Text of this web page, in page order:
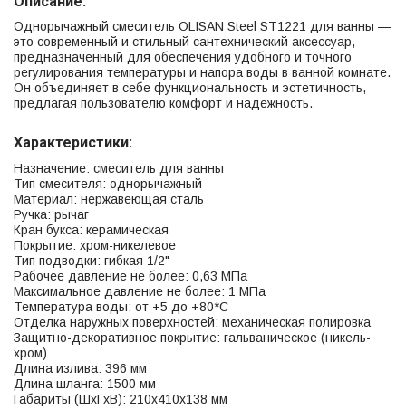
Однорычажный смеситель OLISAN Steel ST1221 для ванны —
это современный и стильный сантехнический аксессуар,
предназначенный для обеспечения удобного и точного
регулирования температуры и напора воды в ванной комнате.
Он объединяет в себе функциональность и эстетичность,
предлагая пользователю комфорт и надежность.
Характеристики:
Назначение: смеситель для ванны
Тип смесителя: однорычажный
Материал: нержавеющая сталь
Ручка: рычаг
Кран букса: керамическая
Покрытие: хром-никелевое
Тип подводки: гибкая 1/2"
Рабочее давление не более: 0,63 МПа
Максимальное давление не более: 1 МПа
Температура воды: от +5 до +80*С
Отделка наружных поверхностей: механическая полировка
Защитно-декоративное покрытие: гальваническое (никель-
хром)
Длина излива: 396 мм
Длина шланга: 1500 мм
Габариты (ШхГхВ): 210х410х138 мм